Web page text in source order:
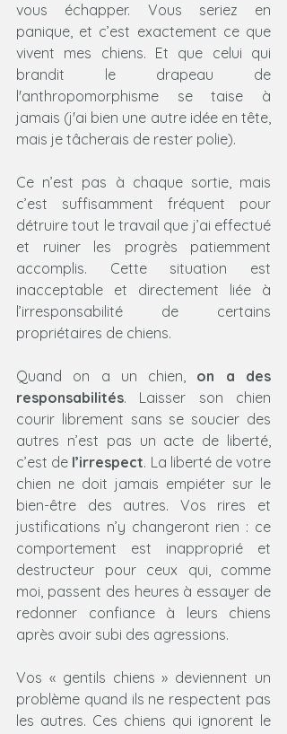
vous échapper. Vous seriez en
panique, et c’est exactement ce que
vivent mes chiens. Et que celui qui
brandit le drapeau de
l'anthropomorphisme se taise à
jamais (j'ai bien une autre idée en tête,
mais je tâcherais de rester polie).
Ce n’est pas à chaque sortie, mais
c’est suffisamment fréquent pour
détruire tout le travail que j’ai effectué
et ruiner les progrès patiemment
accomplis. Cette situation est
inacceptable et directement liée à
l’irresponsabilité de certains
propriétaires de chiens.
Quand on a un chien, on a des
responsabilités. Laisser son chien
courir librement sans se soucier des
autres n’est pas un acte de liberté,
c’est de l’irrespect. La liberté de votre
chien ne doit jamais empiéter sur le
bien-être des autres. Vos rires et
justifications n’y changeront rien : ce
comportement est inapproprié et
destructeur pour ceux qui, comme
moi, passent des heures à essayer de
redonner confiance à leurs chiens
après avoir subi des agressions.
Vos « gentils chiens » deviennent un
problème quand ils ne respectent pas
les autres. Ces chiens qui ignorent le